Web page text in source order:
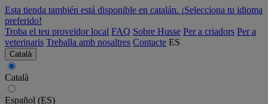
Esta tienda también está disponible en catalán. ¡Selecciona tu idioma
preferido!
Troba el teu proveïdor local FAQ Sobre Husse Per a criadors Per a
veterinaris Treballa amb nosaltres Contacte ES
Català
Català
Español (ES)